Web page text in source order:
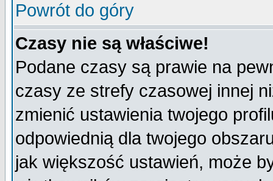
Powrót do góry
Czasy nie są właściwe!
Podane czasy są prawie na
czasy ze strefy czasowej innej
zmienić ustawienia twojego
odpowiednią dla twojego
jak większość ustawień, może